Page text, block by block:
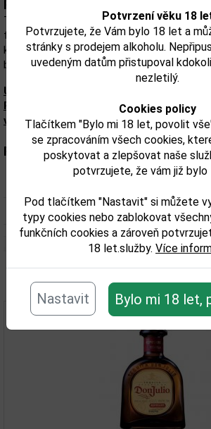
Potvrzení věku 18
Potvrzujete, že Vám bylo 18 let a
stránky s prodejem alkoholu.
uvedeným datům přistupoval
nezletilý.
Cookies policy
Tlačítkem "Bylo mi 18 let, povolit
se zpracováním všech cookies,
poskytovat a zlepšovat naše
potvrzujete, že vám již bylo
Pod tlačítkem "Nastavit" si můžete
typy cookies nebo zablokovat
funkčních cookies a zároveň
18 let.služby. Více
Nastavit Bylo mi 18 let,
Popis:
Tequila vzniká z pečlivě vybrané modré
fermentaci a destilaci prochází unikátním
kterému získává mimořádně hladký, čistý a
bez výrazné agresivity typické pro některé
Upozorňujeme, že tento produkt může
Přesné složení a alergeny jsou k
výrobku. Zkontrolujte prosím před
Parametry:
Objem obalu (L):
Související zboží